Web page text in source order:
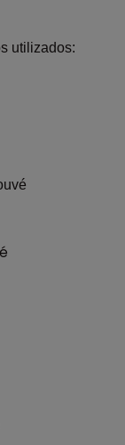
utilizados: